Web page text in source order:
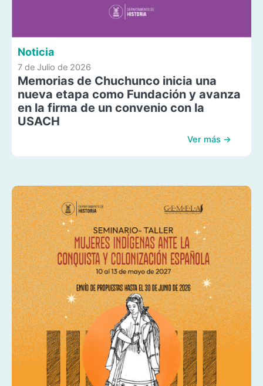
Noticia
7 de Julio de 2026
Memorias de Chuchunco inicia una
nueva etapa como Fundación y avanza
en la firma de un convenio con la
USACH
Ver más →